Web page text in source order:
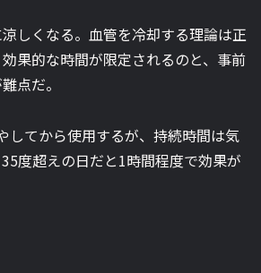
しくなる。血管を冷却する理論は正
果的な時間が限定されるのと、事前
点だ。
してから使用するが、持続時間は気
度超えの日だと1時間程度で効果が